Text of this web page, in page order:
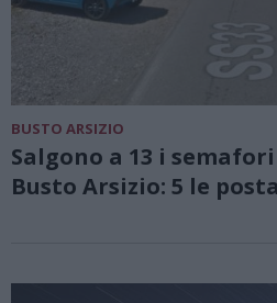
BUSTO ARSIZIO
Salgono a 13 i
Busto Arsizio: 5 le